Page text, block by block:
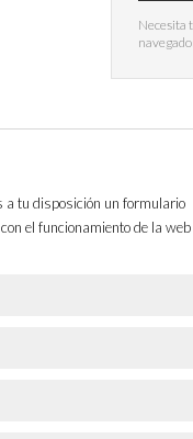
Necesita
a tu disposición un formulario
el funcionamiento de la web